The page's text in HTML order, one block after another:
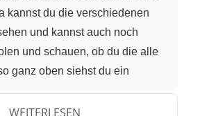
kannst du die verschiedenen
und kannst auch noch
und schauen, ob du die alle
ganz oben siehst du ein
Seiten. Und dann haben
WEITERLESEN